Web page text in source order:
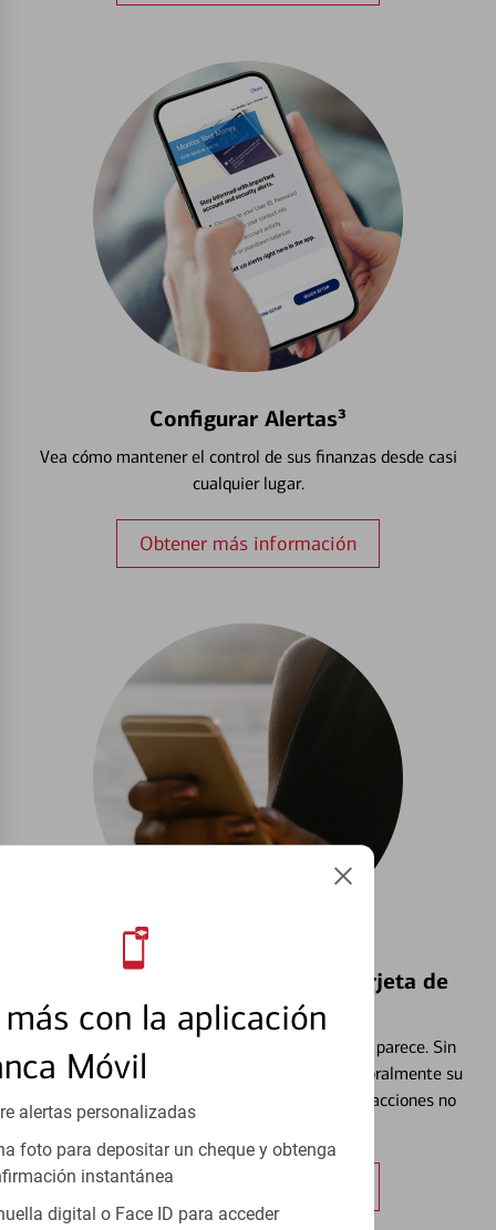
con la aplicación
Móvil
alertas personalizadas
foto para depositar un cheque y obtenga
instantánea
digital o Face ID para acceder
Configurar Alertas³
Vea cómo mantener el control de sus finanzas desde casi
cualquier lugar.
Obtener más información
Bloquear y Desbloquear una Tarjeta de
Débito⁴
Extraviar una tarjeta es más común de lo que parece. Sin
embargo, puede bloquear y desbloquear temporalmente su
tarjeta de débito para ayudar a prevenir transacciones no
Obtener más información